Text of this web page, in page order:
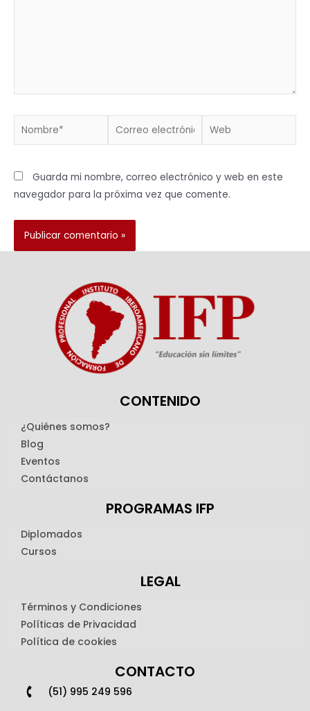
Guarda mi nombre, correo electrónico y web en este
navegador para la próxima vez que comente.
CONTENIDO
¿Quiénes somos?
Blog
Eventos
Contáctanos
PROGRAMAS IFP
Diplomados
Cursos
LEGAL
Términos y Condiciones
Políticas de Privacidad
Política de cookies
CONTACTO
(51) 995 249 596